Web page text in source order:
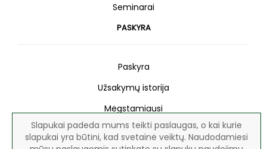
Slapukai padeda mums teikti paslaugas, o kai kurie
slapukai yra būtini, kad svetainė veiktų. Naudodamiesi
Seminarai
PASKYRA
Paskyra
Užsakymų istorija
Mėgstamiausi
Naujienlaiškis